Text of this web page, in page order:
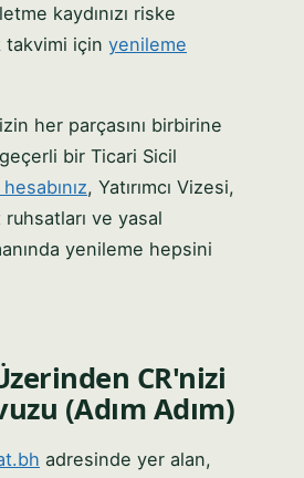
kaydınızı riske
takvimi için yenileme
her parçasını birbirine
bir Ticari Sicil
, Yatırımcı Vizesi,
ve yasal
yenileme hepsini
CR'nizi
(Adım Adım)
adresinde yer alan,